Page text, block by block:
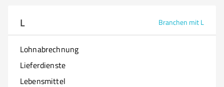
L Branchen mit L
Lohnabrechnung
Lieferdienste
Lebensmittel